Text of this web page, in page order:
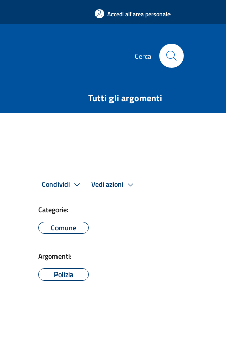
Accedi all'area personale
Cerca
Tutti gli argomenti
Condividi Vedi azioni
Categorie:
Comune
Argomenti:
Polizia